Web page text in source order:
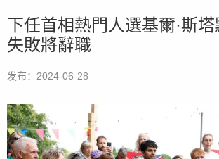
下任首相熱門人選基爾·斯
失敗將辭職
发布：2024-06-28